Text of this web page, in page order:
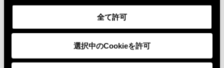
全て許可
選択中のCookieを許可
statistique et de l'économétrieet vous
justifiez idéalement d'une première
expérience en tant qu'analyste de
données ou en visualisation de
données